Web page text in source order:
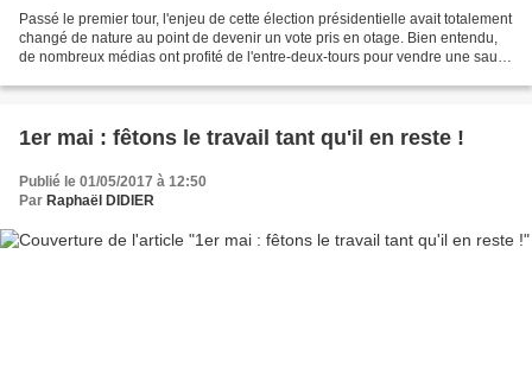
Passé le premier tour, l'enjeu de cette élection présidentielle avait totalement
changé de nature au point de devenir un vote pris en otage. Bien entendu,
de nombreux médias ont profité de l'entre-deux-tours pour vendre une sauce
1er mai : fêtons le travail tant qu'il en reste !
Publié le 01/05/2017 à 12:50
Par Raphaël DIDIER